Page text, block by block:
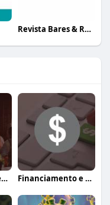
Revista Bares & Restaurantes
Retomada dos negócios Financiamento e crédito